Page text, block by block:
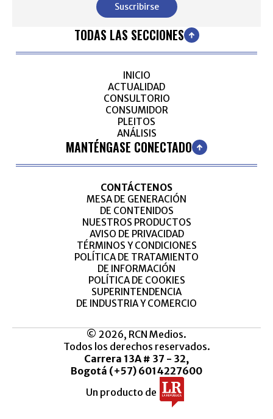
Suscribirse
TODAS LAS SECCIONES
INICIO
ACTUALIDAD
CONSULTORIO
CONSUMIDOR
PLEITOS
ANÁLISIS
MANTÉNGASE CONECTADO
CONTÁCTENOS
MESA DE GENERACIÓN
DE CONTENIDOS
NUESTROS PRODUCTOS
AVISO DE PRIVACIDAD
TÉRMINOS Y CONDICIONES
POLÍTICA DE TRATAMIENTO
DE INFORMACIÓN
POLÍTICA DE COOKIES
SUPERINTENDENCIA
DE INDUSTRIA Y COMERCIO
© 2026, RCN Medios.
Todos los derechos reservados.
Carrera 13A # 37 - 32,
Bogotá (+57) 6014227600
Un producto de